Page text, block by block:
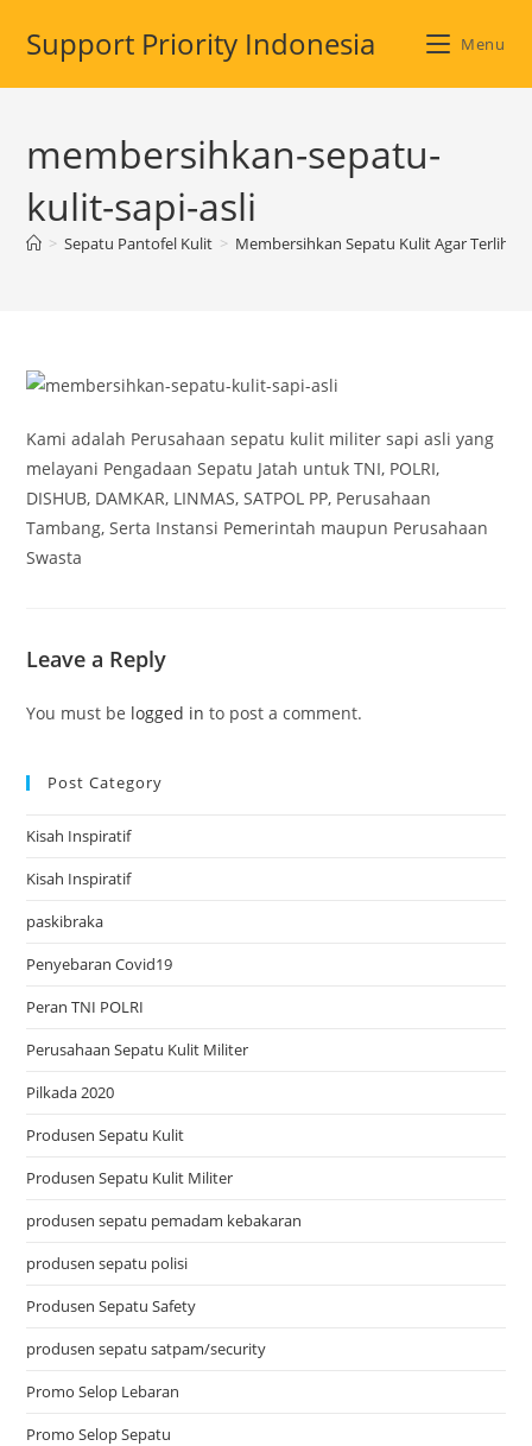
Support Priority Indonesia Menu
membersihkan-sepatu-
kulit-sapi-asli
> Sepatu Pantofel Kulit > Membersihkan Sepatu Kulit Agar Terlihat
Kami adalah Perusahaan sepatu kulit militer sapi asli yang
melayani Pengadaan Sepatu Jatah untuk TNI, POLRI,
DISHUB, DAMKAR, LINMAS, SATPOL PP, Perusahaan
Tambang, Serta Instansi Pemerintah maupun Perusahaan
Swasta
Leave a Reply
You must be logged in to post a comment.
Post Category
Kisah Inspiratif
Kisah Inspiratif
paskibraka
Penyebaran Covid19
Peran TNI POLRI
Perusahaan Sepatu Kulit Militer
Pilkada 2020
Produsen Sepatu Kulit
Produsen Sepatu Kulit Militer
produsen sepatu pemadam kebakaran
produsen sepatu polisi
Produsen Sepatu Safety
produsen sepatu satpam/security
Promo Selop Lebaran
Promo Selop Sepatu